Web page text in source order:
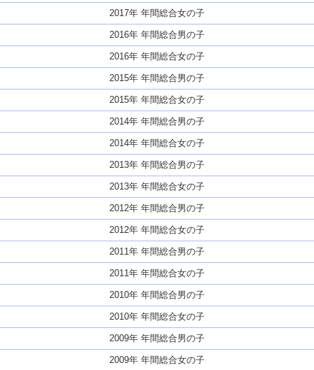
2017年 年間総合女の子
2016年 年間総合男の子
2016年 年間総合女の子
2015年 年間総合男の子
2015年 年間総合女の子
2014年 年間総合男の子
2014年 年間総合女の子
2013年 年間総合男の子
2013年 年間総合女の子
2012年 年間総合男の子
2012年 年間総合女の子
2011年 年間総合男の子
2011年 年間総合女の子
2010年 年間総合男の子
2010年 年間総合女の子
2009年 年間総合男の子
2009年 年間総合女の子